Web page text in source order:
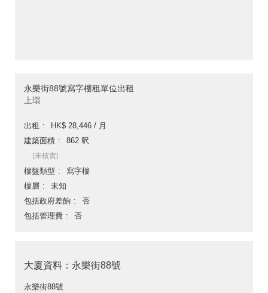
永樂街88號寫字樓租單位出租
上環
出租
HK$ 28,446 / 月
建築面積
862 呎
[未核實]
樓盤類型
寫字樓
樓層
未知
包括政府差餉
否
包括管理費
否
大廈資料：永樂街88號
永樂街88號